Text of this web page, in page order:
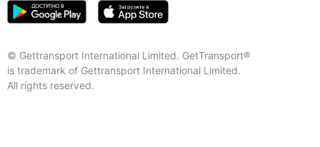
© Gettransport International Limited. GetTransport®
is trademark of Gettransport International Limited.
All rights reserved.